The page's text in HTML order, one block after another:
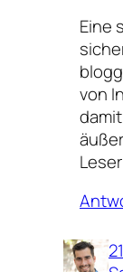
Eine
von